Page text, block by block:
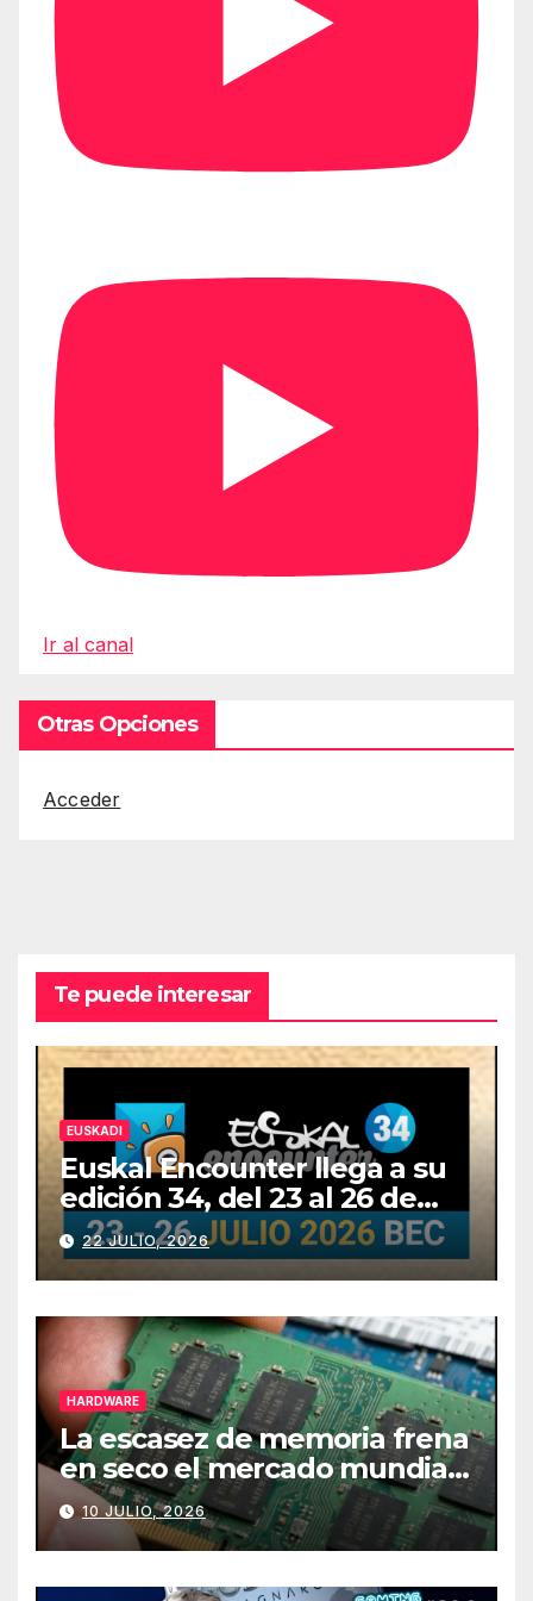
Ir al canal
Otras Opciones
Acceder
Te puede interesar
EUSKADI
Euskal Encounter llega a su
edición 34, del 23 al 26 de
julio
22 JULIO, 2026
HARDWARE
La escasez de memoria frena
en seco el mercado mundial
de PCs
10 JULIO, 2026